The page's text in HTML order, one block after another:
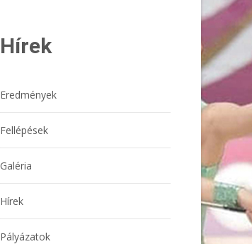
Hírek
Eredmények
Fellépések
Galéria
Hírek
Pályázatok